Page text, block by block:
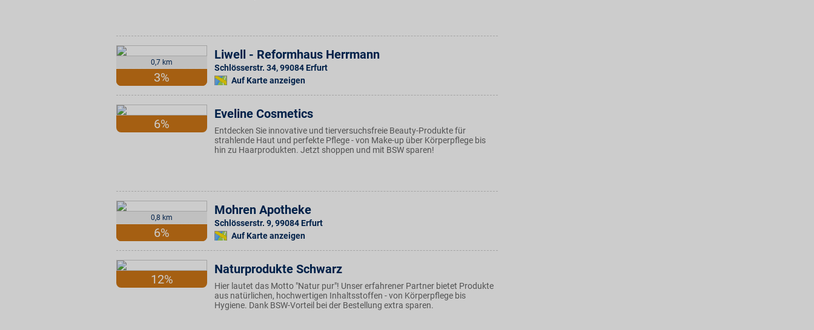
0,7 km
3%
Liwell - Reformhaus Herrmann
Schlösserstr. 34,99084 Erfurt
Auf Karte anzeigen
6%
Eveline Cosmetics
Entdecken Sie innovative und tierversuchsfreie Beauty-Produkte für
strahlende Haut und perfekte Pflege - von Make-up über Körperpflege bis
hin zu Haarprodukten. Jetzt shoppen und mit BSW sparen!
0,8 km
6%
Mohren Apotheke
Schlösserstr. 9,99084 Erfurt
Auf Karte anzeigen
12%
Naturprodukte Schwarz
Hier lautet das Motto "Natur pur"! Unser erfahrener Partner bietet Produkte
aus natürlichen, hochwertigen Inhaltsstoffen - von Körperpflege bis
Hygiene. Dank BSW-Vorteil bei der Bestellung extra sparen.